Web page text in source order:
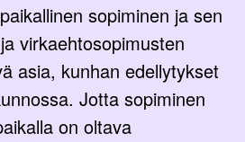
sopiminen ja sen
virkaehtosopimusten
asia, kunhan edellytykset
Jotta sopiminen
on oltava